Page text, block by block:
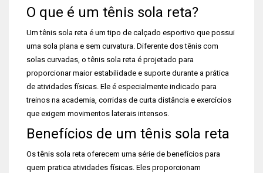
O que é um tênis sola reta?
Um tênis sola reta é um tipo de calçado esportivo que possui
uma sola plana e sem curvatura. Diferente dos tênis com
solas curvadas, o tênis sola reta é projetado para
proporcionar maior estabilidade e suporte durante a prática
de atividades físicas. Ele é especialmente indicado para
treinos na academia, corridas de curta distância e exercícios
que exigem movimentos laterais intensos.
Benefícios de um tênis sola reta
Os tênis sola reta oferecem uma série de benefícios para
quem pratica atividades físicas. Eles proporcionam